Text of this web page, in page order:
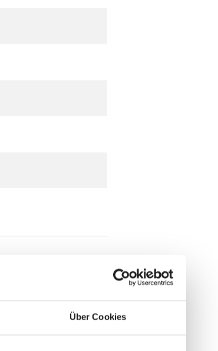
Über Cookies